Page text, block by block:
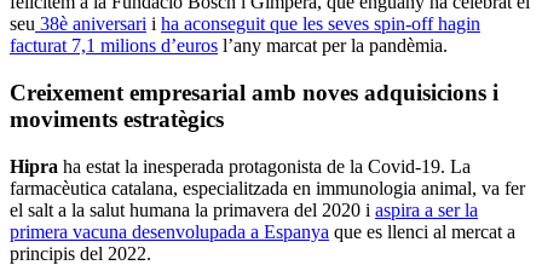
seu 38è aniversari i ha aconseguit que les seves spin-off hagin
facturat 7,1 milions d’euros l’any marcat per la pandèmia.
Creixement empresarial amb noves adquisicions i
moviments estratègics
Hipra ha estat la inesperada protagonista de la Covid-19. La
farmacèutica catalana, especialitzada en immunologia animal, va fer
el salt a la salut humana la primavera del 2020 i aspira a ser la
primera vacuna desenvolupada a Espanya que es llenci al mercat a
principis del 2022.